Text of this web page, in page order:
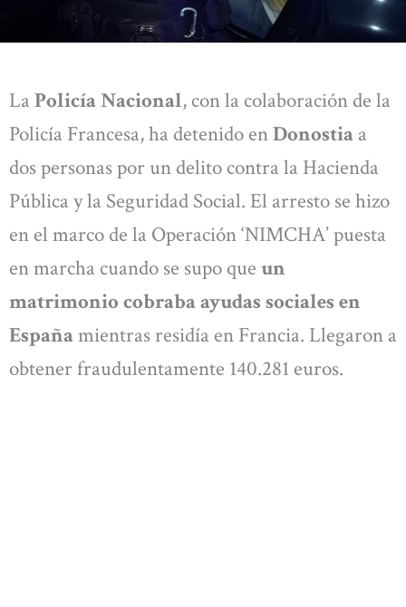
La Policía Nacional, con la colaboración de la
Policía Francesa, ha detenido enDonostia a
dos personas por un delito contra la Hacienda
Pública y la Seguridad Social. El arresto se hizo
en el marco de la Operación ‘NIMCHA’ puesta
en marcha cuando se supo que un
matrimonio cobraba ayudas sociales en
Españamientras residía en Francia. Llegaron a
obtener fraudulentamente 140.281 euros.